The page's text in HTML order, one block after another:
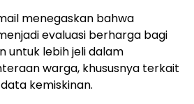
menegaskan bahwa
evaluasi berharga bagi
untuk lebih jeli dalam
warga, khususnya terkait
kemiskinan.